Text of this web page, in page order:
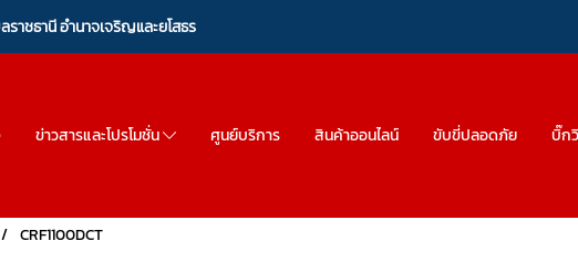
าชธานี อำนาจเจริญและยโสธร
ข่าวสารและโปรโมชั่น ศูนย์บริการ สินค้าออนไลน์ ขับขี่ปลอดภัย บิ๊ก
CRF1100DCT